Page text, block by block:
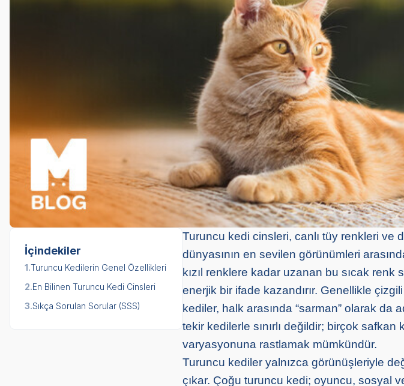
İçindekiler
1.Turuncu Kedilerin Genel Özellikleri
2.En Bilinen Turuncu Kedi Cinsleri
3.Sıkça Sorulan Sorular (SSS)
Turuncu kedi cinsleri, canlı tüy renkleri ve
dünyasının en sevilen görünümleri
kızıl renklere kadar uzanan bu sıcak
enerjik bir ifade kazandırır. Genellikle
kediler, halk arasında “sarman” olarak da
tekir kedilerle sınırlı değildir; birçok safkan
varyasyonuna rastlamak mümkündür.
Turuncu kediler yalnızca görünüşleriyle
çıkar. Çoğu turuncu kedi; oyuncu, sosyal